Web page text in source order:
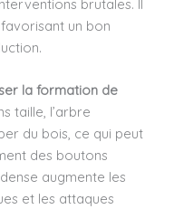
brutales. Il
un bon
la formation de
taille, l’arbre
du bois, ce qui peut
des boutons
augmente les
et les attaques